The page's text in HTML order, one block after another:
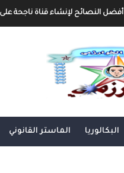
أفضل النصائح لإنشاء قناة ناجحة على
أفضل طرق الربح من مدونة بلوجر
خطوة بخطوة كيفية إنشاء مدونة بلوجر
إنشاء المحتوى الرقمي و الربح
البكالوريا الماستر القانوني